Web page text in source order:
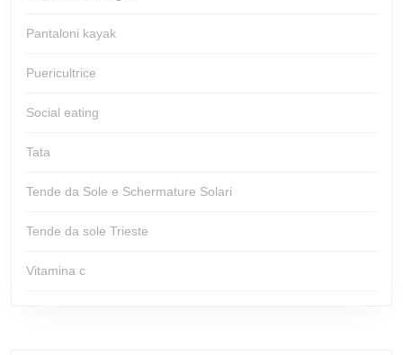
Pantaloni kayak
Puericultrice
Social eating
Tata
Tende da Sole e Schermature Solari
Tende da sole Trieste
Vitamina c